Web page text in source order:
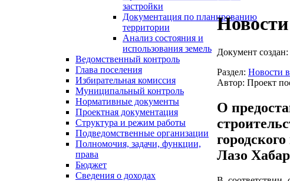
застройки
Документация по планированию
территории
Анализ состояния и
использования земель
Ведомственный контроль
Глава поселения
Избирательная комиссия
Муниципальный контроль
Нормативные документы
Проектная документация
Структура и режим работы
Подведомственные организации
Полномочия, задачи, функции,
права
Бюджет
Сведения о доходах
Документ создан:
Раздел: Новости в
Автор: Проект
О
Лазо